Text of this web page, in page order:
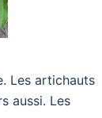
Les artichauts
aussi. Les